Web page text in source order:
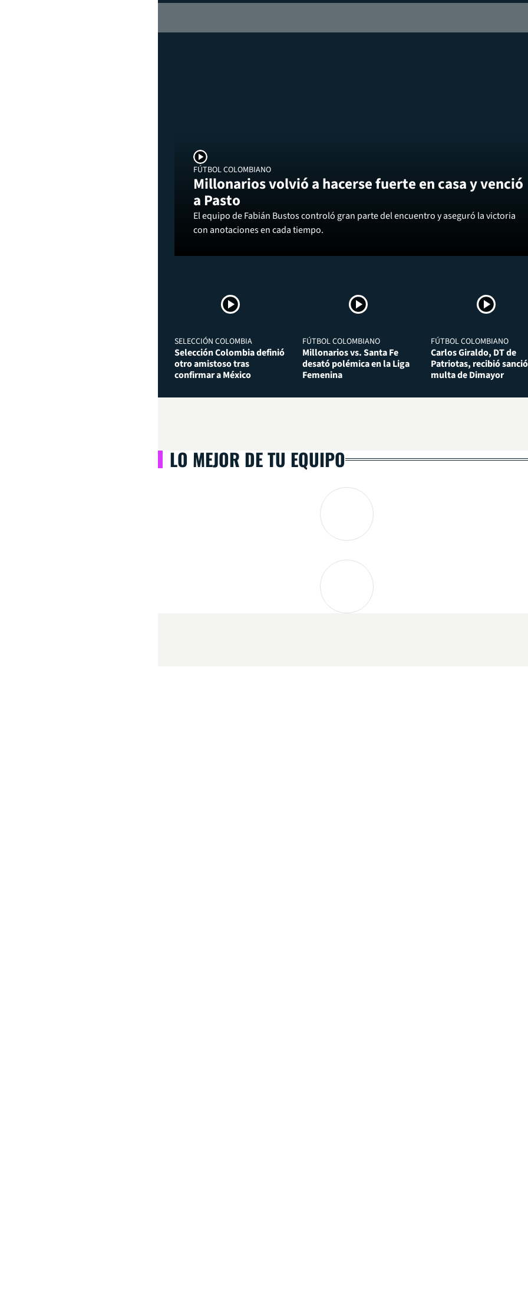
FÚTBOL COLOMBIANO
Millonarios volvió a hacerse fuerte en casa y venció
a Pasto
El equipo de Fabián Bustos controló gran parte del encuentro y aseguró la victoria
con anotaciones en cada tiempo.
SELECCIÓN COLOMBIA
Selección Colombia definió
otro amistoso tras
confirmar a México
FÚTBOL COLOMBIANO
Millonarios vs. Santa Fe
desató polémica en la Liga
Femenina
FÚTBOL COLOMBIANO
Carlos Giraldo, DT de
Patriotas, recibió
multa de Dimayor
LO MEJOR DE TU EQUIPO